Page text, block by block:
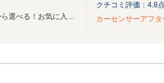
全国のグループ総在庫30,000台から選べる！お気に入りの愛車がきっと見つかります！
クチコミ評価： 4.8
カーセンサーアフ